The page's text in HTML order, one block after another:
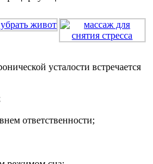
усталости встречается
ответственности;